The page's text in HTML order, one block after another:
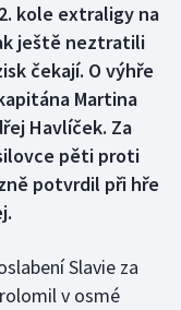
kole extraligy na
ještě neztratili
čekají. O výhře
Martina
Havlíček. Za
pěti proti
potvrdil při hře
Slavie za
v osmé